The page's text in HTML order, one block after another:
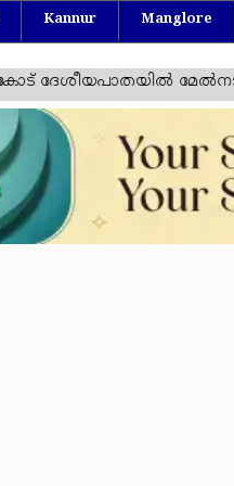
Kannur Manglore